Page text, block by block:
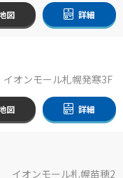
図 詳細
オンモール札幌発寒3F
図 詳細
イオンモール札幌苗穂2